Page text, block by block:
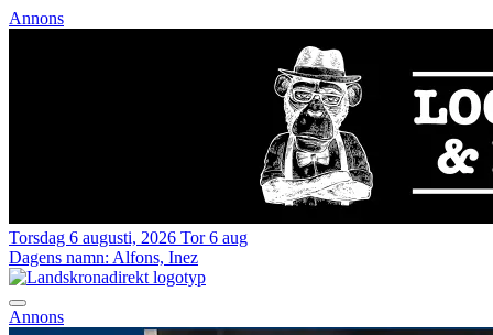
Annons
Torsdag 6 augusti, 2026 Tor 6 aug
Dagens namn: Alfons, Inez
Annons